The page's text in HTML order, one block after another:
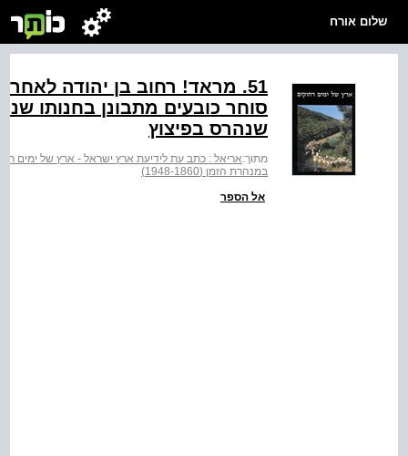
שלום אורח
סוחר כובעים מתבונן בחנותו
שנהרס בפיצוץ
מתוך:אריאל : כתב עת לידיעת ארץ ישראל - ארץ של ימים
במנהרת הזמן (1948-1860)
אל הספר